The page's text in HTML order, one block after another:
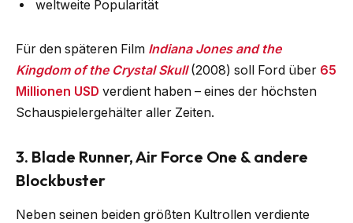
weltweite Popularität
Für den späteren Film Indiana Jones and the
Kingdom of the Crystal Skull(2008) soll Ford über 65
Millionen USD verdient haben – eines der höchsten
Schauspielergehälter aller Zeiten.
3. Blade Runner, Air Force One & andere
Blockbuster
Neben seinen beiden größten Kultrollen verdiente